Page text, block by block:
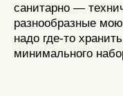
санитарно —
разнообразные
надо где-то
минимального